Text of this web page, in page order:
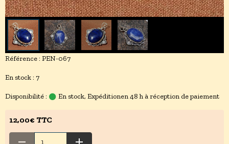
Référence : PEN-067
En stock : 7
Disponibilité : En stock, Expéditionen 48 h à réception de paiement
12,00€ TTC